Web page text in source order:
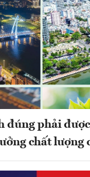
đúng phải
chất lượng